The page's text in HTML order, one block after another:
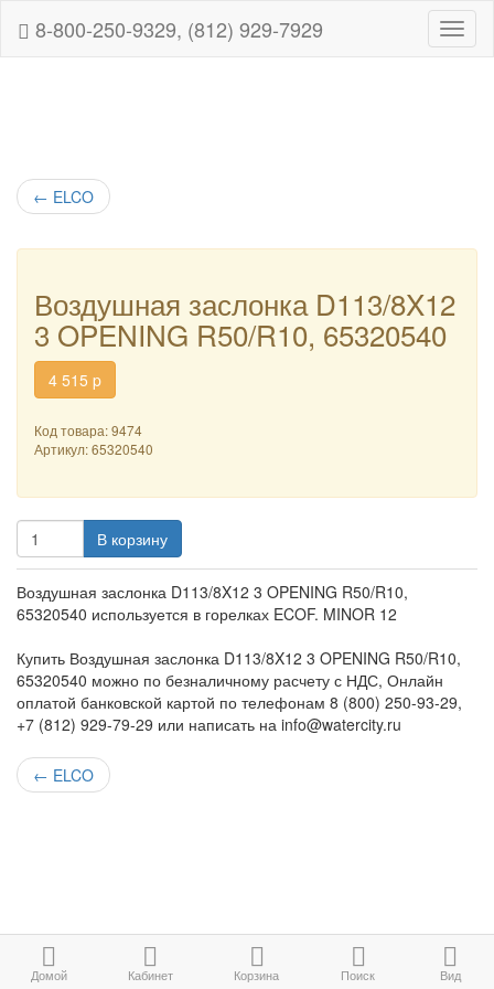
8-800-250-9329, (812) 929-7929
← ELCO
Воздушная заслонка D113/8X12
3 OPENING R50/R10, 65320540
4 515 p
Код товара: 9474
Артикул:65320540
В корзину
Воздушная заслонка D113/8X12 3 OPENING R50/R10,
65320540 используется в горелках ECOF. MINOR 12
Купить Воздушная заслонка D113/8X12 3 OPENING R50/R10,
65320540 можно по безналичному расчету с НДС, Онлайн
оплатой банковской картой по телефонам 8 (800) 250-93-29,
+7 (812) 929-79-29 или написать на info@watercity.ru
← ELCO
Домой Кабинет Корзина Поиск Вид